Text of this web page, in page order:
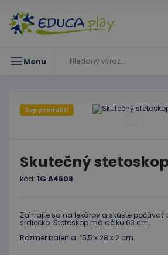
Menu
Top produkt!
Skutečný
kód: 1G A4608
Zahrajte sa na lekárov a skúste počúvať
srdiečko. Stetoskop má délku 63 cm.
Rozmer balenia: 15,5 x 28 x 2 cm.